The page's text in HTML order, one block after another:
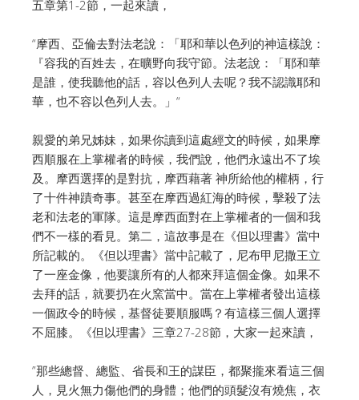
五章第1-2節，一起來讀，
“摩西、亞倫去對法老說：「耶和華以色列的神這樣說：
『容我的百姓去，在曠野向我守節。法老說：「耶和華
是誰，使我聽他的話，容以色列人去呢？我不認識耶和
華，也不容以色列人去。」“
親愛的弟兄姊妹，如果你讀到這處經文的時候，如果摩
西順服在上掌權者的時候，我們說，他們永遠出不了埃
及。摩西選擇的是對抗，摩西藉著 神所給他的權柄，行
了十件神蹟奇事。甚至在摩西過紅海的時候，擊殺了法
老和法老的軍隊。這是摩西面對在上掌權者的一個和我
們不一樣的看見。第二，這故事是在《但以理書》當中
所記載的。《但以理書》當中記載了，尼布甲尼撒王立
了一座金像，他要讓所有的人都來拜這個金像。如果不
去拜的話，就要扔在火窯當中。當在上掌權者發出這樣
一個政令的時候，基督徒要順服嗎？有這樣三個人選擇
不屈膝。《但以理書》三章27-28節，大家一起來讀，
”那些總督、總監、省長和王的謀臣，都聚攏來看這三個
人，見火無力傷他們的身體；他們的頭髮沒有燒焦，衣